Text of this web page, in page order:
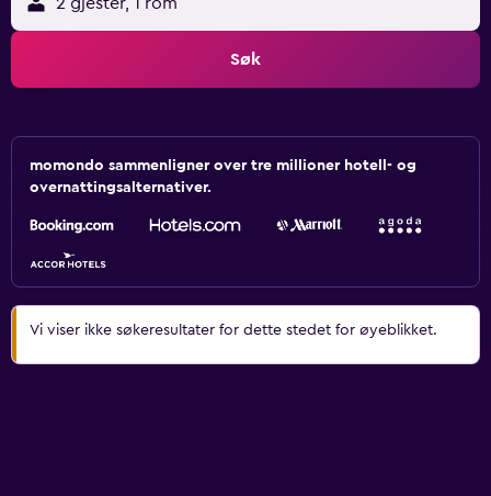
Søk
momondo sammenligner over tre millioner hotell- og
overnattingsalternativer.
Vi viser ikke søkeresultater for dette stedet for øyeblikket.